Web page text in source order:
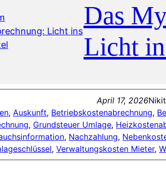
Das
Licht
April 17, 2026
, Auskunft, Betriebskostenabrechnung,
, Grundsteuer Umlage,
, Nachzahlung,
, Verwaltungskosten Mieter,